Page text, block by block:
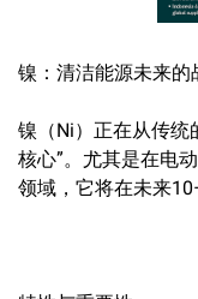
镍：清洁能源未来的
镍（Ni）正在从传统
核心”。尤其是在电
领域，它将在未来